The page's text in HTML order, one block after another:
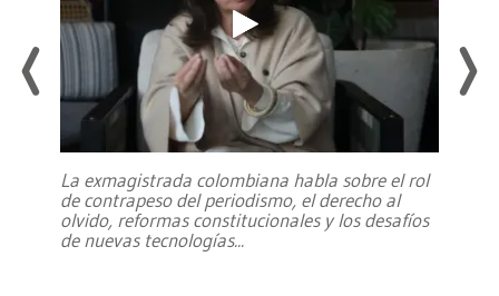
La exmagistrada colombiana habla sobre el rol
de contrapeso del periodismo, el derecho al
olvido, reformas constitucionales y los desafíos
de nuevas tecnologías...